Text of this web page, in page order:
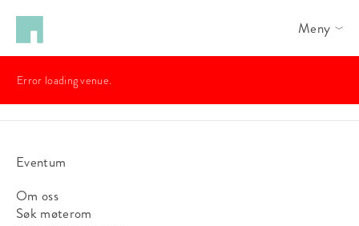
Meny
Error loading venue.
Eventum
Om oss
Søk møterom